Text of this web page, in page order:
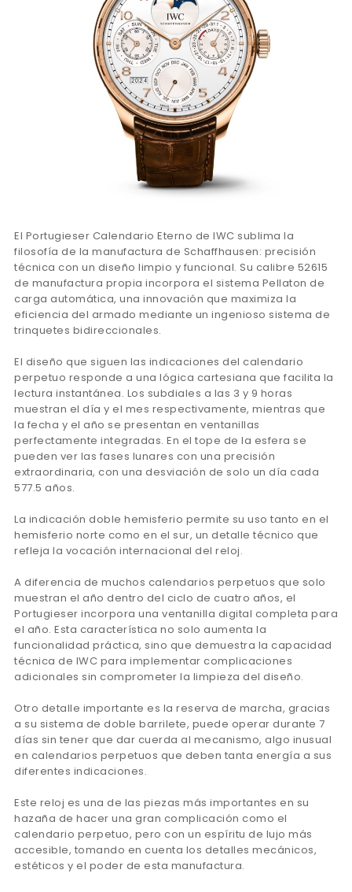
El Portugieser Calendario Eterno de IWC sublima la
filosofía de la manufactura de Schaffhausen: precisión
técnica con un diseño limpio y funcional. Su calibre 52615
de manufactura propia incorpora el sistema Pellaton de
carga automática, una innovación que maximiza la
eficiencia del armado mediante un ingenioso sistema de
trinquetes bidireccionales.
El diseño que siguen las indicaciones del calendario
perpetuo responde a una lógica cartesiana que facilita la
lectura instantánea. Los subdiales a las 3 y 9 horas
muestran el día y el mes respectivamente, mientras que
la fecha y el año se presentan en ventanillas
perfectamente integradas. En el tope de la esfera se
pueden ver las fases lunares con una precisión
extraordinaria, con una desviación de solo un día cada
577.5 años.
La indicación doble hemisferio permite su uso tanto en el
hemisferio norte como en el sur, un detalle técnico que
refleja la vocación internacional del reloj.
A diferencia de muchos calendarios perpetuos que solo
muestran el año dentro del ciclo de cuatro años, el
Portugieser incorpora una ventanilla digital completa para
el año. Esta característica no solo aumenta la
funcionalidad práctica, sino que demuestra la capacidad
técnica de IWC para implementar complicaciones
adicionales sin comprometer la limpieza del diseño.
Otro detalle importante es la reserva de marcha, gracias
a su sistema de doble barrilete, puede operar durante 7
días sin tener que dar cuerda al mecanismo, algo inusual
en calendarios perpetuos que deben tanta energía a sus
diferentes indicaciones.
Este reloj es una de las piezas más importantes en su
hazaña de hacer una gran complicación como el
calendario perpetuo, pero con un espíritu de lujo más
accesible, tomando en cuenta los detalles mecánicos,
estéticos y el poder de esta manufactura.